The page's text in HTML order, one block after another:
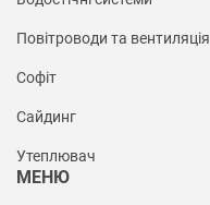
Повітроводи та вентиляція
Софіт
Сайдинг
Утеплювач
МЕНЮ